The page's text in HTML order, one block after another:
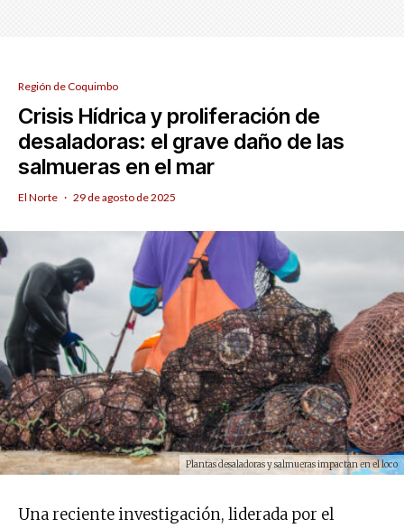
Región de Coquimbo
Crisis Hídrica y proliferación de
desaladoras: el grave daño de las
salmueras en el mar
El Norte · 29 de agosto de 2025
Plantas desaladoras y salmueras impactan en el loco
Una reciente investigación, liderada por el